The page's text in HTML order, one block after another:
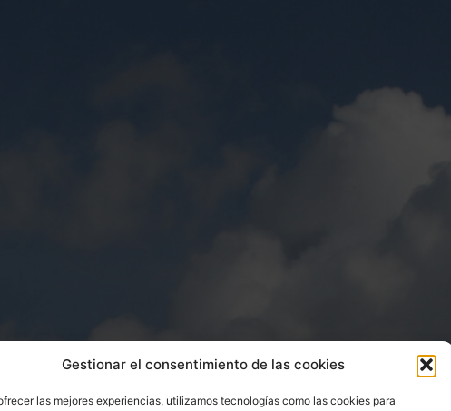
Gestionar el consentimiento de las cookies
las mejores experiencias, utilizamos tecnologías como las cookies para